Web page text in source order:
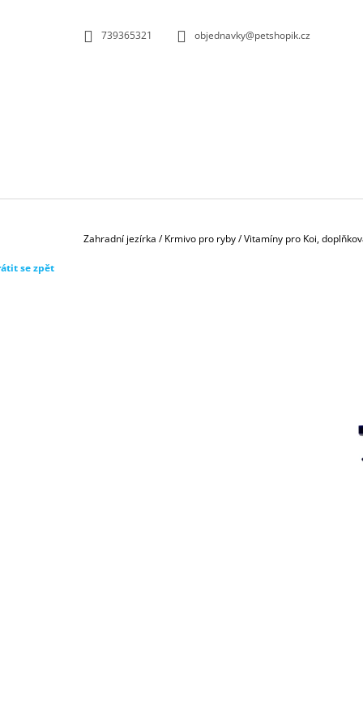
739365321 objednavky@petshopik.cz
Domů
Zahradní jezírka / Krmivo pro ryby/Vitamíny pro Koi,
se zpět